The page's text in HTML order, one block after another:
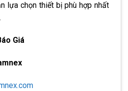
lựa chọn thiết bị phù hợp nhất
Giá